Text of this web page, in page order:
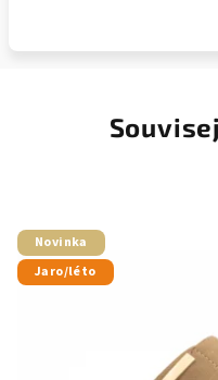
Novinka
Jaro/léto